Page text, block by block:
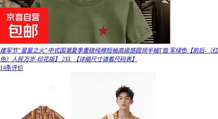
建军节“星星之火”中式国潮夏季重磅纯棉短袖高级感圆领半袖T恤 军绿色【前后-（红
色）人民万岁-印花版】 2XL 【详细尺寸请看尺码表】
14条评价